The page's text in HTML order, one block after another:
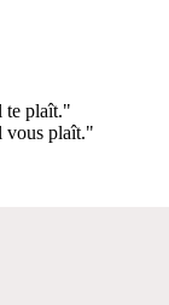
te plaît."
vous plaît."